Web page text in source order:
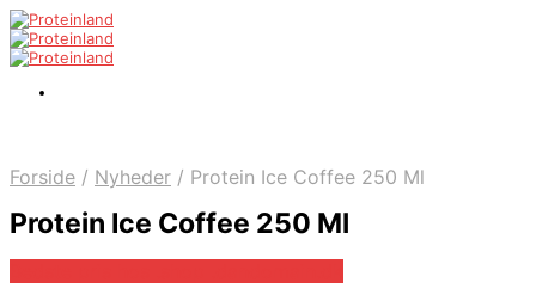
Forside / Nyheder / Protein Ice Coffee 250 Ml
Protein Ice Coffee 250 Ml